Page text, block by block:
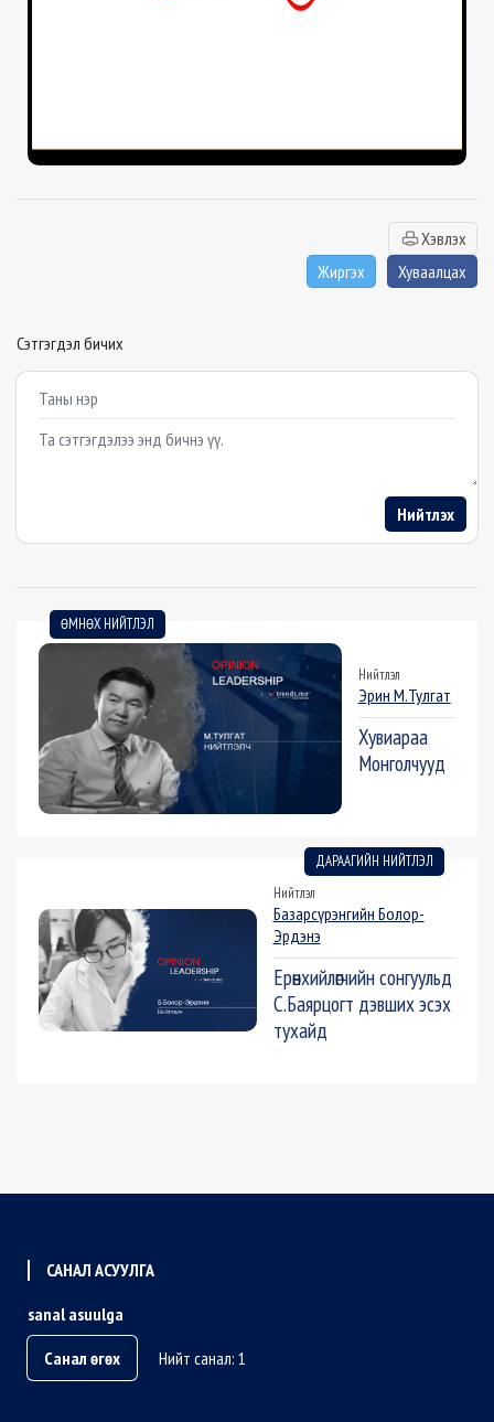
Хэвлэх
Жиргэх
Хуваалцах
Сэтгэгдэл бичих
Example textarea
Нийтлэх
ӨМНӨХ НИЙТЛЭЛ
Нийтлэл
Эрин М.Тулгат
Хувиараа
Монголчууд
ДАРААГИЙН НИЙТЛЭЛ
Нийтлэл
Базарсүрэнгийн Болор-
Эрдэнэ
Ерөнхийлөгчийн сонгуульд
С.Баярцогт дэвших эсэх
тухайд
САНАЛ АСУУЛГА
sanal asuulga
Санал өгөх
Нийт санал: 1